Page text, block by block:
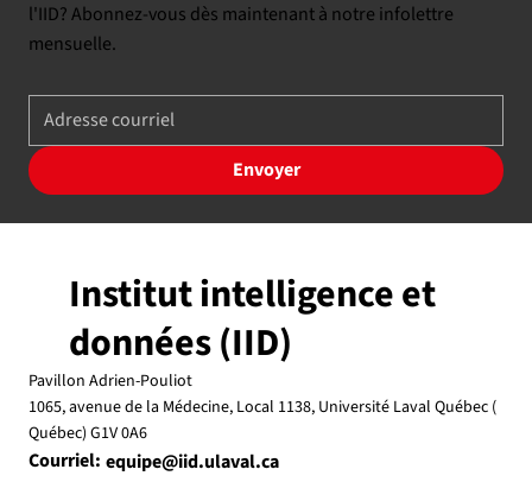
l'IID? Abonnez-vous dès maintenant à notre infolettre
mensuelle.
Envoyer
Institut intelligence et
données (IID)
Pavillon Adrien-Pouliot
1065, avenue de la Médecine, Local 1138, Université Laval Québec (
Québec) G1V 0A6
Courriel: equipe@iid.ulaval.ca